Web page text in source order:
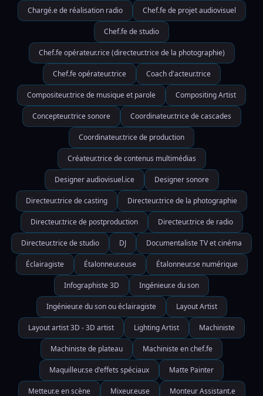
Chargé.e de réalisation radio Chef.fe de projet audiovisuel
Chef.fe de studio
Chef.fe opérateur.rice (directeur.trice de la photographie)
Chef.fe opérateur.trice Coach d'acteur.trice
Compositeur.trice de musique et parole Compositing Artist
Concepteur.trice sonore Coordinateur.trice de cascades
Coordinateur.trice de production
Créateur.trice de contenus multimédias
Designer audiovisuel.ice Designer sonore
Directeur.trice de casting Directeur.trice de la photographie
Directeur.trice de postproduction Directeur.trice de radio
Directeur.trice de studio DJ Documentaliste TV et cinéma
Éclairagiste Étalonneur.euse Étalonneur.se numérique
Infographiste 3D Ingénieur.e du son
Ingénieur.e du son ou éclairagiste Layout Artist
Layout artist 3D - 3D artist Lighting Artist Machiniste
Machiniste de plateau Machiniste en chef.fe
Maquilleur.se d'effets spéciaux Matte Painter
Metteur.e en scène Mixeur.euse Monteur Assistant.e